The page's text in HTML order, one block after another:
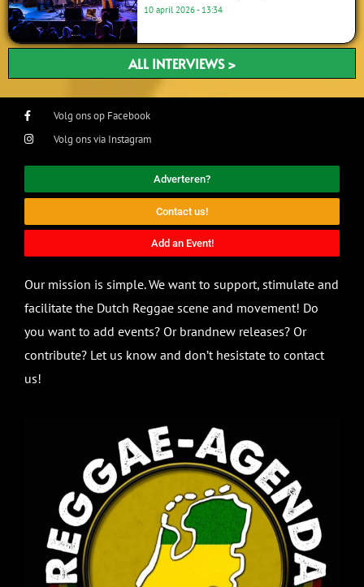
10 april 2026 13:34
ALL INTERVIEWS >
Volg ons op Facebook
Volg ons via Instagram
Adverteren?
Contact us!
Add an Event!
Our mission is simple. We want to support, stimulate and
facilitate the Dutch Reggae scene and movement! Do
you want to add events? Or brandnew releases? Or
contribute? Let us know and don’t hesistate to contact
us!